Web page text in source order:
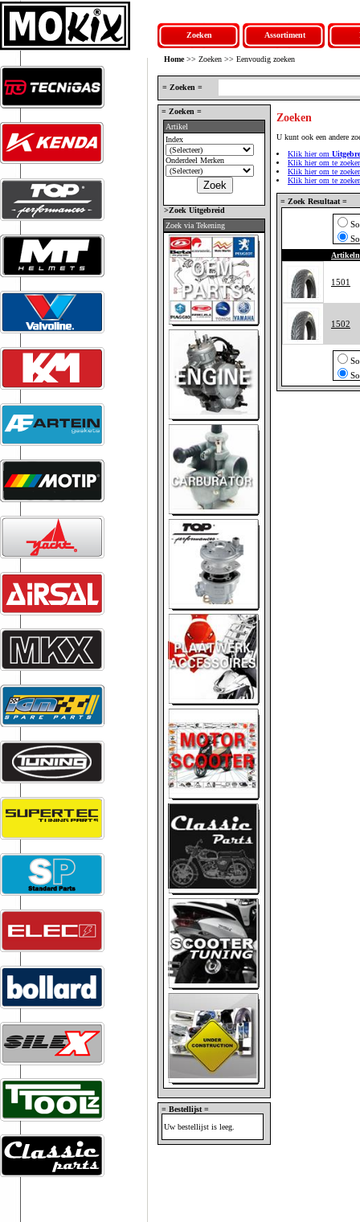
Zoeken Assortiment
Home>> Zoeken >> Eenvoudig zoeken
= Zoeken =
= Zoeken =
Artikel
Index
Onderdeel Merken
>Zoek Uitgebreid
Zoek via Tekening
= Bestellijst =
Uw bestellijst is leeg.
Zoeken
U kunt ook een andere
Klik hier om
Klik hier om te
Klik hier om te
Klik hier om te
= Zoek Resultaat =
1501
1502